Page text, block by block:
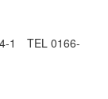
1 TEL 0166-